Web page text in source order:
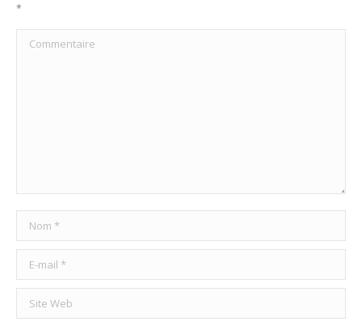
*
Commentaire
Nom *
E-mail *
Site Web